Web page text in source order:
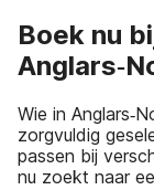
Boek nu
Wie in
zorgvuldig
passen bij
nu zoekt naar